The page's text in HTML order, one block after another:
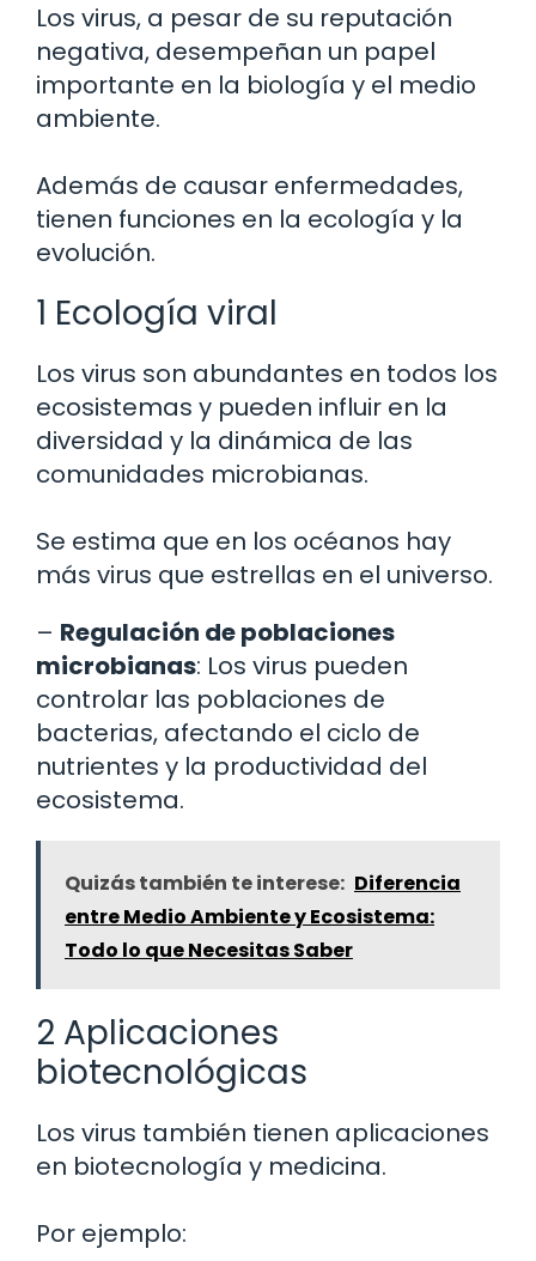
Los virus, a pesar de su reputación
negativa, desempeñan un papel
importante en la biología y el medio
ambiente.
Además de causar enfermedades,
tienen funciones en la ecología y la
evolución.
1 Ecología viral
Los virus son abundantes en todos los
ecosistemas y pueden influir en la
diversidad y la dinámica de las
comunidades microbianas.
Se estima que en los océanos hay
más virus que estrellas en el universo.
– Regulación de poblaciones
microbianas: Los virus pueden
controlar las poblaciones de
bacterias, afectando el ciclo de
nutrientes y la productividad del
ecosistema.
Quizás también te interese: Diferencia
entre Medio Ambiente y Ecosistema:
Todo lo que Necesitas Saber
2 Aplicaciones
biotecnológicas
Los virus también tienen aplicaciones
en biotecnología y medicina.
Por ejemplo: